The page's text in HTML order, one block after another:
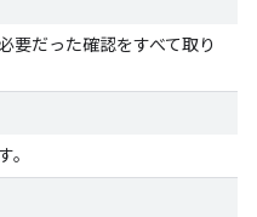
要だった確認をすべて取り
。